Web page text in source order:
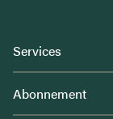
Services
Abonnement